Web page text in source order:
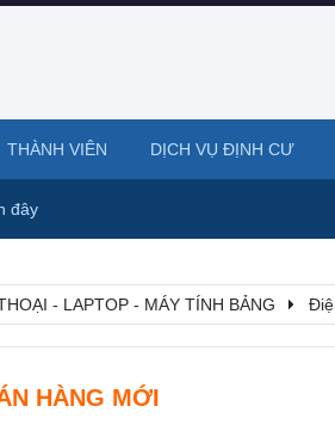
- LAPTOP - MÁY TÍNH BẢNG
HÀNG MỚI
đây
THÀNH VIÊN DỊCH VỤ ĐỊNH CƯ